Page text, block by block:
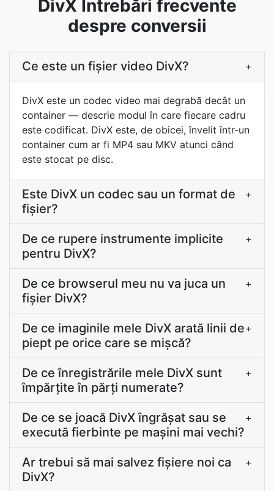
DivX Întrebări frecvente
despre conversii
Ce este un fișier video DivX? +
DivX este un codec video mai degrabă decât un
container — descrie modul în care fiecare cadru
este codificat. DivX este, de obicei, învelit într-un
container cum ar fi MP4 sau MKV atunci când
este stocat pe disc.
Este DivX un codec sau un format de
fișier?
+
De ce rupere instrumente implicite
pentru DivX?
+
De ce browserul meu nu va juca un
fișier DivX?
+
De ce imaginile mele DivX arată linii de
piept pe orice care se mişcă?
+
De ce înregistrările mele DivX sunt
împărțite în părți numerate?
+
De ce se joacă DivX îngrășat sau se
execută fierbinte pe mașini mai vechi?
+
Ar trebui să mai salvez fișiere noi ca
DivX?
+